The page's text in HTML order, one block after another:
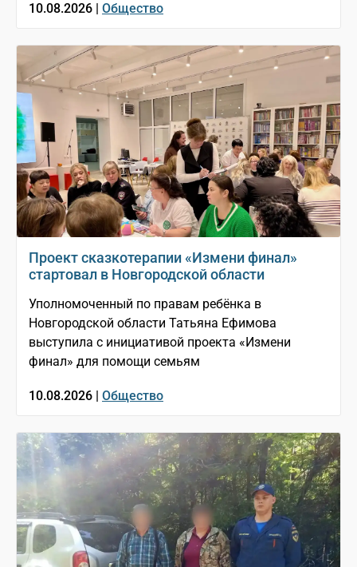
10.08.2026 | Общество
Проект сказкотерапии «Измени финал»
стартовал в Новгородской области
Уполномоченный по правам ребёнка в
Новгородской области Татьяна Ефимова
выступила с инициативой проекта «Измени
финал» для помощи семьям
10.08.2026 | Общество